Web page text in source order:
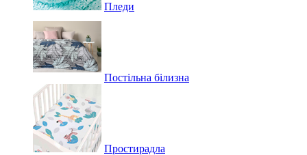
Пледи
Постільна білизна
Простирадла